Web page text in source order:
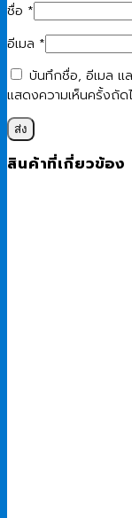
ชื่อ *
อีเมล *
บันทึกชื่อ, อีเมล แ
แสดงความเห็นครั้งถัด
สินค้าที่เกี่ยวข้อง